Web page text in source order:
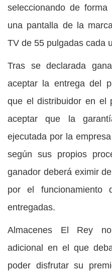
seleccionando de
una pantalla de la
TV de 55 pulgadas cada
Tras se declarada
aceptar la entrega del
que el distribuidor en el
aceptar que la
ejecutada por la
según sus propios
ganador deberá eximir
por el funcionamiento
entregadas.
Almacenes El Rey
adicional en el que
poder disfrutar su